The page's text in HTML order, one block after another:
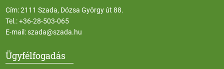
Cím: 2111 Szada, Dózsa György út 88.
Tel.:+36-28-503-065
E-mail:szada@szada.hu
Ügyfélfogadás